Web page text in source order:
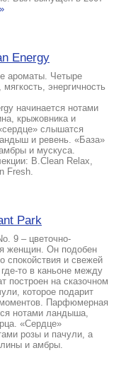
»
Energy
ароматы. Четыре
энергичность
начинается нотами
крыжовника и
слышатся
и ревень. «База»
и мускуса.
B.Clean Relax,
Fresh.
Park
9 – цветочно-
женщин. Он подобен
спокойствия и свежей
то в каньоне между
построен на сказочном
которое подарит
Парфюмерная
нотами ландыша,
«Сердце»
розы и пачули, а
и амбры.